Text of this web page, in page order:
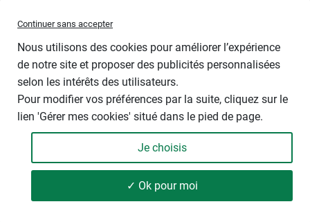
- +
Ajouter
Continuer sans accepter
Nous utilisons des cookies pour améliorer l’expérience
de notre site et proposer des publicités personnalisées
selon les intérêts des utilisateurs.
Pour modifier vos préférences par la suite, cliquez sur le
lien 'Gérer mes cookies' situé dans le pied de page.
Je choisis
✓ Ok pour moi